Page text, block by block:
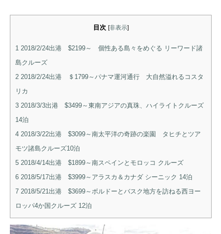
目次 [非表示]
1 2018/2/24出港 $2199～ 個性ある島々をめぐる リーワード諸
島クルーズ
2 2018/2/24出港 ＄1799～パナマ運河通行 大自然溢れるコスタ
リカ
3 2018/3/3出港 $3499～東南アジアの真珠、ハイライトクルーズ
14泊
4 2018/3/22出港 $3099～南太平洋の奇跡の楽園 タヒチとツア
モツ諸島クルーズ10泊
5 ​2018/4/14出港 $1899～南スペインとモロッコ クルーズ
6 2018/5/17出港 $3999～アラスカ＆カナダ シーニック 14泊
7 2018/5/21出港 $3699～ボルドーとバスク地方を訪ねる西ヨー
ロッパ4か国クルーズ 12泊